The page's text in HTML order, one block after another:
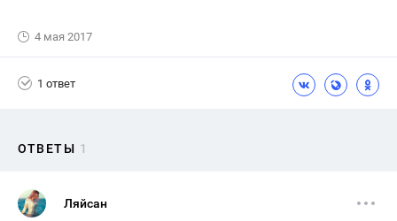
4 мая 2017
1 ответ
ОТВЕТЫ 1
Ляйсан